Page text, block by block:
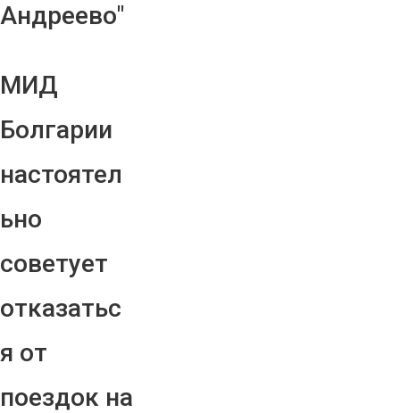
Андреево"
МИД
Болгарии
настоятел
ьно
советует
отказатьс
я от
поездок на